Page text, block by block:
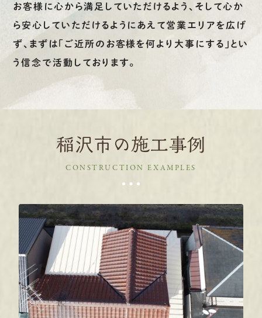
LINEで お手軽相談
お客様に心から満足していただけるよう、 そして心か
ら安心していただけるようにあえて営業エリアを広げ
ず、 まずは「ご近所のお客様を何より大事にする」とい
う信念で活動しております。
稲沢市の施工事例
CONSTRUCTION EXAMPLES